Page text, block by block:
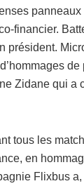
panneaux
financier.
président.
Zidane qui a
tous les
en
Flixbus